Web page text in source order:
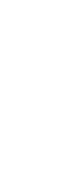
«Hay que
tanto no se
de América
https://